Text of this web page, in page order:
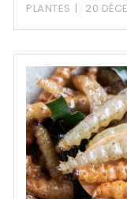
PLANTES 20